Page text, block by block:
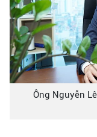
Ông Nguyễn